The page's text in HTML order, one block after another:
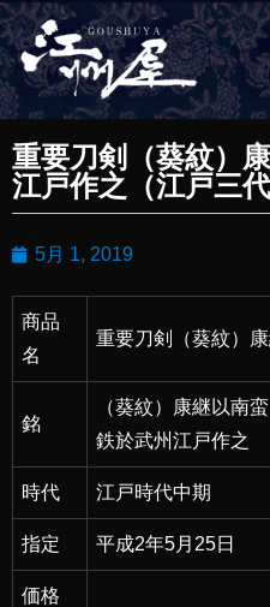
重要刀剣（葵紋）
江戸作之（江戸三代
5月 1, 2019
商品
名
重要刀剣（葵紋）
銘
（葵紋）康継以南蛮
鉄於武州江戸作之
時代 江戸時代中期
指定 平成2年5月25日
価格